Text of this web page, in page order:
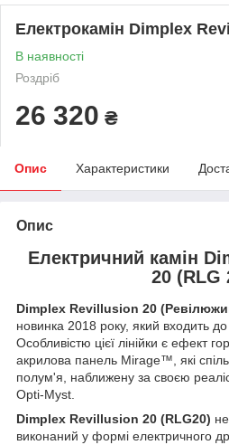
Електрокамін Dimplex
В наявності
Роздріб
26 320 ₴
Опис Характеристики
Опис
Електричний камін
20 (RLG
Dimplex Revillusion 20
новинка 2018 року, який входить до
Особливістю цієї лінійки є ефект
акрилова панель Mirage™, які
полум'я, наближену за своєю
Opti-Myst.
Dimplex Revillusion 20 (RLG20)
виконаний у формі електричного